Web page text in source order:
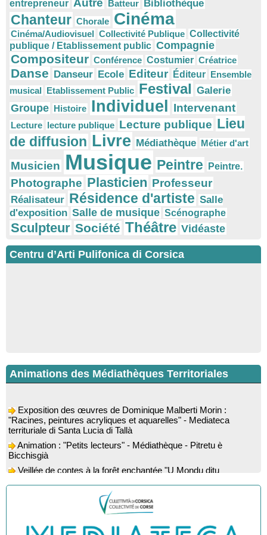
entrepreneur Autre Batteur Bibliothèque
Chanteur Chorale Cinéma
Cinéma/Audiovisuel Collectivité Publique Collectivité
publique / Etablissement public Compagnie
Compositeur Conférence Costumier Créatrice
Danse Danseur Ecole Editeur Éditeur Ensemble
musical Etablissement Public Festival Galerie
Groupe Histoire Individuel Intervenant
Lecture lecture publique Lecture publique Lieu
de diffusion Livre Médiathèque Métier d'art
Musicien Musique Peintre Peintre.
Photographe Plasticien Professeur
Réalisateur Résidence d'artiste Salle
d'exposition Salle de musique Scénographe
Sculpteur Société Théâtre Vidéaste
Centru d’Arti Pulifonica di Corsica
Animations des Médiathèques Territoriales
"Racines, peintures acryliques et aquarelles" - Mediateca
territuriale di Santa Lucia di Tallà
Bicchisgià
Veillée de contes à la forêt enchantée "U Mondu ditu
mignuleddu" par la Caravane de Conteurs - Currà
Colloque : "Taravu : terre de patrimoines", Regards sur le
patrimoine religieux, roman, thermal et littéraire - Spaziu Jean-
Marc Fiamma - A Sarra di Farru
Spectacle musical : "Viaghju in Corsica cù Regina & Bruno",